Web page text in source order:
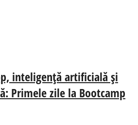
inteligență artificială și
Primele zile la Bootcamp